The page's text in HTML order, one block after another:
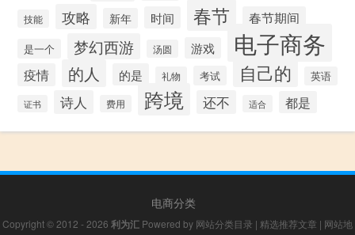
技能 攻略 新年 时间 春节 春节期间
是一个 梦幻西游 汤圆 游戏 电子商务
疫情 的人 的是 礼物 考试 自己的 英语
证书 诗人 费用 跨境 还不 适合 都是
电商分类
Copyright © 2012 - 2026 利为汇 Powered by 网站分类目录 | 精选推荐文章 | 网站地